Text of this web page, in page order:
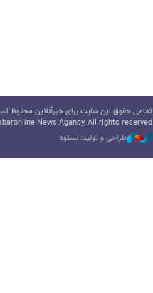
تمامی حقوق این سایت برای خبرآنلاین محفوظ
News Agancy, All rights reserved
طراحی و تولید: نستوه